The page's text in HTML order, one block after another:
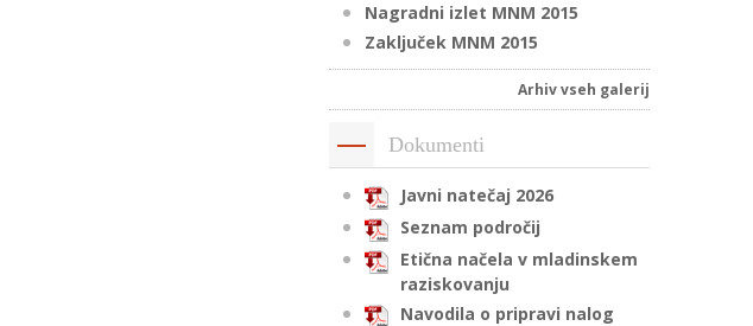
Nagradni izlet MNM 2015
Zaključek MNM 2015
Arhiv vseh galerij
Dokumenti
Javni natečaj 2026
Seznam področij
Etična načela v mladinskem
raziskovanju
Navodila o pripravi nalog